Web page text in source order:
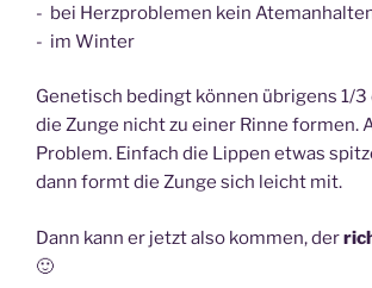
- bei Herzproblemen kein
- im Winter
Genetisch bedingt können übrigens 1/
die Zunge nicht zu einer Rinne formen.
Problem. Einfach die Lippen etwas
dann formt die Zunge sich leicht mit.
Dann kann er jetzt also kommen, der
🙂